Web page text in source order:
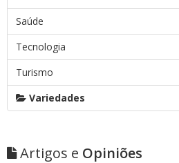
Saúde
Tecnologia
Turismo
Variedades
Artigos e Opiniões